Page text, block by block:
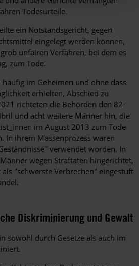
Todesurteile.
ein Notstandsgericht, gegen
eingelegt werden können,
unfairen Verfahren, bei dem es
zum Tode.
im Geheimen und ohne dass
erhielten, Abschied zu
richteten die Behörden den 82-
und acht weitere Männer hin, die
im August 2013 zum Tode
In ihrem Massenprozess waren
verwendet worden. In
wegen Straftaten hingerichtet,
"schwerste Verbrechen" eingestuft
Diskriminierung und Gewalt
sowohl durch Gesetze als auch im